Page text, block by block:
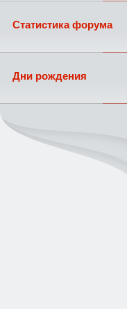
Статистика форума
Дни рождения